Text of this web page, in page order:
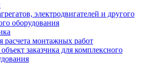
электродвигателей и другого
оборудования
расчета монтажных работ
заказчика для комплексного